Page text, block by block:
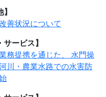
善状況について
サービス】
務提携を通じた、 水門操
川・農業水路での水害防